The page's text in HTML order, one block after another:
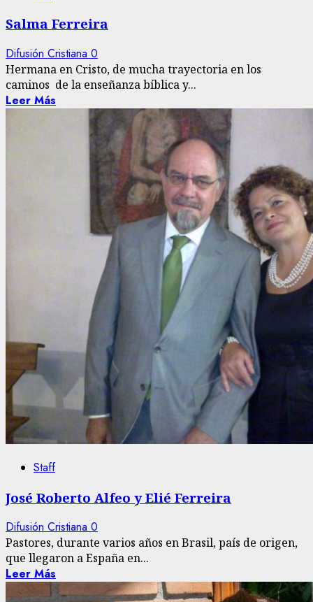
Salma Ferreira
Difusión Cristiana 0
Hermana en Cristo, de mucha trayectoria en los
caminos de la enseñanza bíblica y...
Leer Más
Staff
José Roberto Alfeo y Elié Ferreira
Difusión Cristiana 0
Pastores, durante varios años en Brasil, país de origen,
que llegaron a España en...
Leer Más